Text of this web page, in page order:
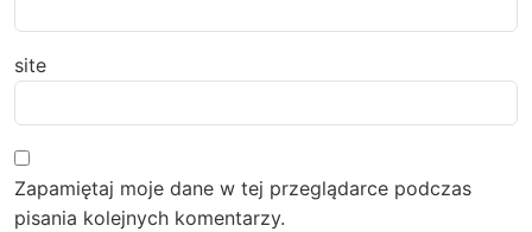
site
Zapamiętaj moje dane w tej przeglądarce podczas
pisania kolejnych komentarzy.